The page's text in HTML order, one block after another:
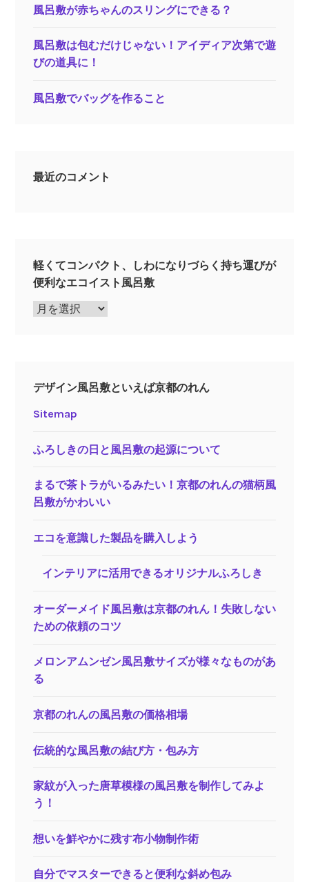
風呂敷が赤ちゃんのスリングにできる？
風呂敷は包むだけじゃない！アイディア次第で遊
びの道具に！
風呂敷でバッグを作ること
最近のコメント
軽くてコンパクト、しわになりづらく持ち運びが
便利なエコイスト風呂敷
軽
パ
ク
し
に
な
づ
運
び
便
利
エ
イ
ト
風
敷
デザイン風呂敷といえば京都のれん
Sitemap
ふろしきの日と風呂敷の起源について
まるで茶トラがいるみたい！京都のれんの猫柄風
呂敷がかわいい
エコを意識した製品を購入しよう
インテリアに活用できるオリジナルふろしき
オーダーメイド風呂敷は京都のれん！失敗しない
ための依頼のコツ
メロンアムンゼン風呂敷サイズが様々なものがあ
る
京都のれんの風呂敷の価格相場
伝統的な風呂敷の結び方・包み方
家紋が入った唐草模様の風呂敷を制作してみよ
う！
想いを鮮やかに残す布小物制作術
自分でマスターできると便利な斜め包み